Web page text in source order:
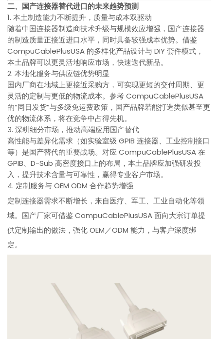
二、国产连接器替代进口的未来趋势预测
1. 本土制造能力不断提升，质量与成本双驱动
随着中国连接器制造商技术升级与规模效应增强，国产连接器
的制造质量正接近进口水平，同时具备较强成本优势。借鉴
CompuCablePlusUSA 的多样化产品设计与 DIY 套件模式，
本土品牌可以更灵活地响应市场，快速迭代新品。
2. 本地化服务与供应链优势明显
国内厂商在地域上更接近采购方，可实现更短的交付周期、更
灵活的定制与更低的物流成本。参考 CompuCablePlusUSA
的“同日发货”与多级免运费政策，国产品牌若能打造类似甚至更
优的物流体系，将在竞争中占得先机。
3. 深耕细分市场，推动高端应用国产替代
高性能与差异化需求（如实验室级 GPIB 连接器、工业控制接口
等）是国产替代的重要战场。对应 CompuCablePlusUSA 在
GPIB、D-Sub 高密度接口上的布局，本土品牌应加强研发投
入，提升技术含量与可靠性，赢得专业客户市场。
4. 定制服务与 OEM ODM 合作趋势增强
定制连接器需求不断增长，来自医疗、军工、工业自动化等领
域。国产厂家可借鉴 CompuCablePlusUSA 面向大宗订单提
供定制输出的做法，强化 OEM／ODM 能力，与客户深度绑
定。